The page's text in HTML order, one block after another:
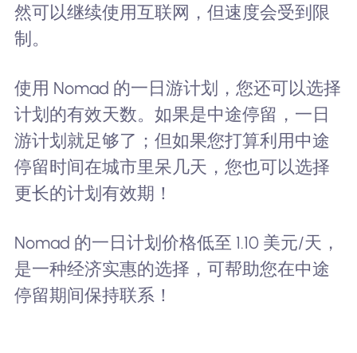
然可以继续使用互联网，但速度会受到限
制。
使用 Nomad 的一日游计划，您还可以选择
计划的有效天数。如果是中途停留，一日
游计划就足够了；但如果您打算利用中途
停留时间在城市里呆几天，您也可以选择
更长的计划有效期！
Nomad 的一日计划价格低至 1.10 美元/天，
是一种经济实惠的选择，可帮助您在中途
停留期间保持联系！